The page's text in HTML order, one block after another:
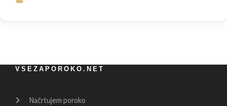
VSEZAPOROKO.NET
Načrtujem poroko